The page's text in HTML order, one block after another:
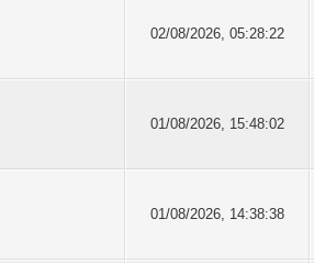
02/08/2026, 05:28:22
01/08/2026, 15:48:02
01/08/2026, 14:38:38